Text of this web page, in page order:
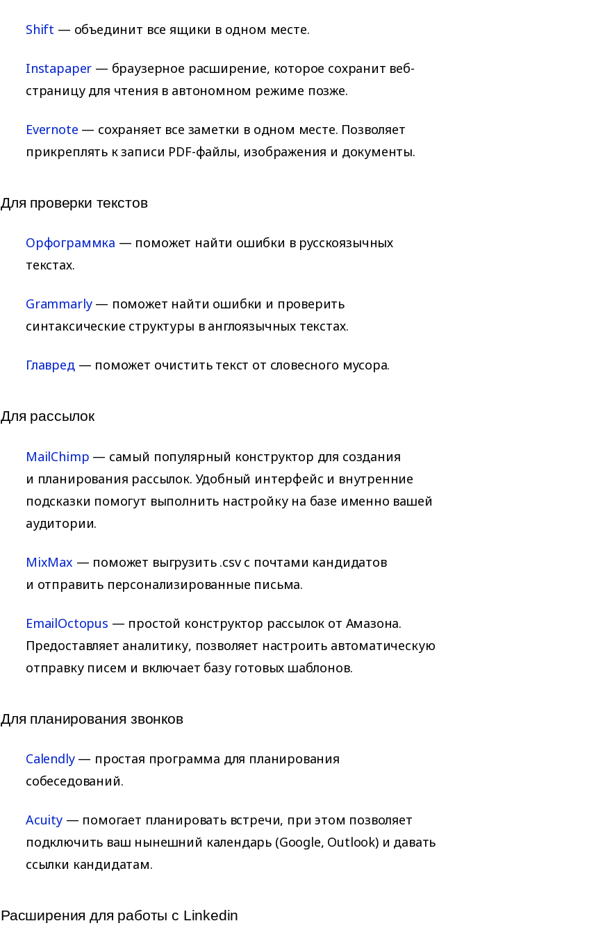
Shift — объединит все ящики в одном месте.
Instapaper — браузерное расширение, которое сохранит веб-
страницу для чтения в автономном режиме позже.
Evernote — сохраняет все заметки в одном месте. Позволяет
прикреплять к записи PDF-файлы, изображения и документы.
Для проверки текстов
Орфограммка — поможет найти ошибки в русскоязычных
текстах.
Grammarly — поможет найти ошибки и проверить
синтаксические структуры в англоязычных текстах.
Главред — поможет очистить текст от словесного мусора.
Для рассылок
MailChimp — самый популярный конструктор для создания
и планирования рассылок. Удобный интерфейс и внутренние
подсказки помогут выполнить настройку на базе именно вашей
аудитории.
MixMax — поможет выгрузить .csv с почтами кандидатов
и отправить персонализированные письма.
EmailOctopus — простой конструктор рассылок от Амазона.
Предоставляет аналитику, позволяет настроить автоматическую
отправку писем и включает базу готовых шаблонов.
Для планирования звонков
Calendly — простая программа для планирования
собеседований.
Acuity — помогает планировать встречи, при этом позволяет
подключить ваш нынешний календарь (Google, Outlook) и давать
ссылки кандидатам.
Расширения для работы с Linkedin